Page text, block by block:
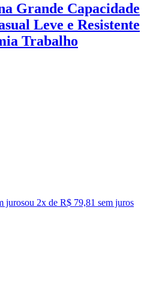
Grande Capacidade
Leve e Resistente
Trabalho
jurosou 2x de R$ 79,81 sem juros